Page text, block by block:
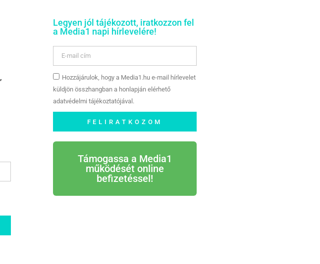
,
Legyen jól tájékozott, iratkozzon fel
a Media1 napi hírlevelére!
Hozzájárulok, hogy a Media1.hu e-mail hírlevelet
küldjön összhangban a honlapján elérhető
adatvédelmi tájékoztatójával.
FELIRATKOZOM
Támogassa a Media1
működését online
befizetéssel!